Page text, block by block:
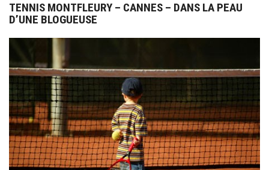
TENNIS MONTFLEURY – CANNES – DANS LA PEAU
D’UNE BLOGUEUSE